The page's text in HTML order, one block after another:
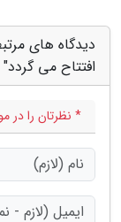
دیدگاه های
افتتاح می گردد"
* نظرتان را در